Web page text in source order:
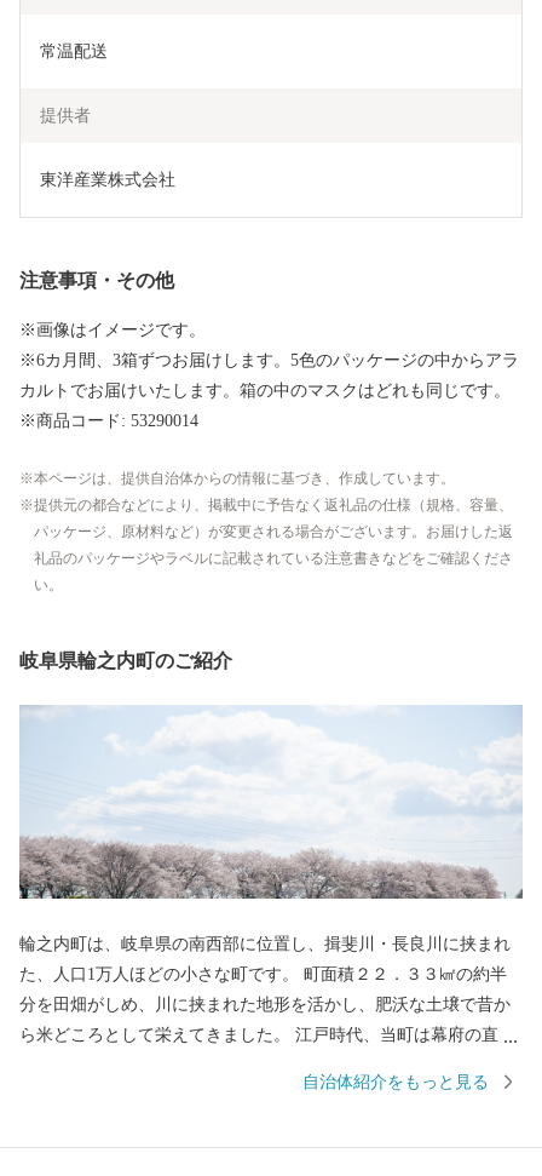
常温配送
提供者
東洋産業株式会社
注意事項・その他
※画像はイメージです。
※6カ月間、3箱ずつお届けします。5色のパッケージの中からアラ
カルトでお届けいたします。箱の中のマスクはどれも同じです。
※商品コード: 53290014
本ページは、提供自治体からの情報に基づき、作成しています。
提供元の都合などにより、掲載中に予告なく返礼品の仕様（規格、容量、
パッケージ、原材料など）が変更される場合がございます。お届けした返
礼品のパッケージやラベルに記載されている注意書きなどをご確認くださ
い。
岐阜県輪之内町のご紹介
輪之内町は、岐阜県の南西部に位置し、揖斐川・長良川に挟まれ
た、人口1万人ほどの小さな町です。 町面積２２．３３㎢の約半
分を田畑がしめ、川に挟まれた地形を活かし、肥沃な土壌で昔か
ら米どころとして栄えてきました。 江戸時代、当町は幕府の直轄
文献が発見されたことから、当町で広く栽培する水稲『はつし
自治体紹介をもっと見る